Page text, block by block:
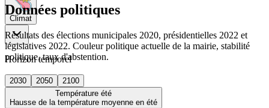
Climat
Horizon temporel
2030 2050
2100
Température été
Hausse de la température moyenne en été
Données politiques
Résultats des élections municipales 2020, présidentielles 2022 et
législatives 2022. Couleur politique actuelle de la mairie, stabilité
politique, taux d'abstention.